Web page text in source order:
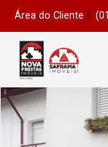
Área do Cliente